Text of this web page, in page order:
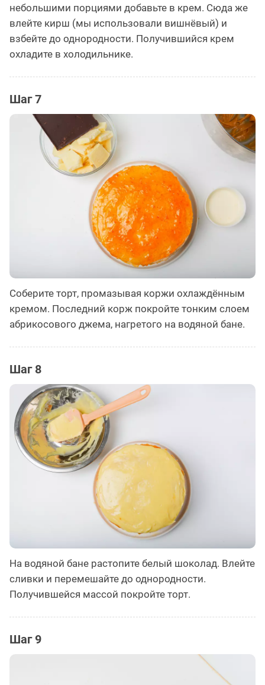
небольшими порциями добавьте в крем. Сюда же
влейте кирш (мы использовали вишнёвый) и
взбейте до однородности. Получившийся крем
охладите в холодильнике.
Шаг 7
Соберите торт, промазывая коржи охлаждённым
кремом. Последний корж покройте тонким слоем
абрикосового джема, нагретого на водяной бане.
Шаг 8
На водяной бане растопите белый шоколад. Влейте
сливки и перемешайте до однородности.
Получившейся массой покройте торт.
Шаг 9